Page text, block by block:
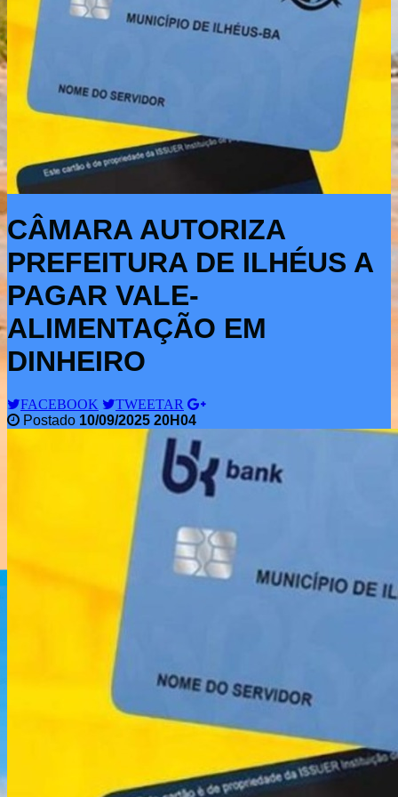
CÂMARA AUTORIZA
PREFEITURA DE ILHÉUS A
PAGAR VALE-
ALIMENTAÇÃO EM
DINHEIRO
FACEBOOK
TWEETAR
Postado 10/09/2025 20H04